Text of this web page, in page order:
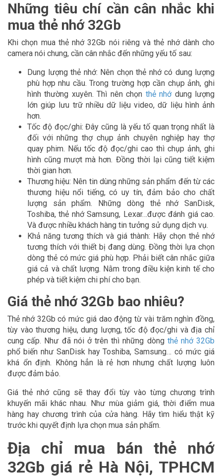
Những tiêu chí cần cân nhắc khi
mua thẻ nhớ 32Gb
Khi chọn mua thẻ nhớ 32Gb nói riêng và thẻ nhớ dành cho
camera nói chung, cần cân nhắc đến những yếu tố sau:
Dung lượng thẻ nhớ: Nên chọn thẻ nhớ có dung lượng
phù hợp nhu cầu. Trong trường hợp cần chụp ảnh, ghi
hình thường xuyên. Thì nên chọn thẻ nhớdung lượng
lớn giúp lưu trữ nhiều dữ liệu video, dữ liệu hình ảnh
hơn.
Tốc độ đọc/ghi: Đây cũng là yếu tố quan trọng nhất là
đối với những thợ chụp ảnh chuyên nghiệp hay thợ
quay phim. Nếu tốc độ đọc/ghi cao thì chụp ảnh, ghi
hình cũng mượt mà hơn. Đồng thời lại cũng tiết kiệm
thời gian hơn.
Thương hiệu: Nên tin dùng những sản phẩm đến từ các
thương hiệu nổi tiếng, có uy tín, đảm bảo cho chất
lượng sản phẩm. Những dòng thẻ nhớ SanDisk,
Toshiba, thẻ nhớ Samsung, Lexar…được đánh giá cao.
Và được nhiều khách hàng tin tưởng sử dụng dịch vụ.
Khả năng tương thích và giá thành: Hãy chọn thẻ nhớ
tương thích với thiết bị đang dùng. Đồng thời lựa chọn
dòng thẻ có mức giá phù hợp. Phải biết cân nhắc giữa
giá cả và chất lượng. Nằm trong điều kiện kinh tế cho
phép và tiết kiệm chi phí cho bạn.
Giá thẻ nhớ 32Gb bao nhiêu?
Thẻ nhớ 32Gb có mức giá dao động từ vài trăm nghìn đồng,
tùy vào thương hiệu, dung lượng, tốc độ đọc/ghi và địa chỉ
cung cấp. Như đã nói ở trên thì những dòng thẻ nhớ 32Gb
phổ biến như SanDisk hay Toshiba, Samsung… có mức giá
khá ổn định. Không hẳn là rẻ hơn nhưng chất lượng luôn
được đảm bảo.
Giá thẻ nhớ cũng sẽ thay đổi tùy vào từng chương trình
khuyến mãi khác nhau. Như mùa giảm giá, thời điểm mua
hàng hay chương trình của cửa hàng. Hãy tìm hiểu thật kỹ
trước khi quyết định lựa chọn mua sản phẩm.
Địa chỉ mua bán thẻ nhớ
32Gb giá rẻ Hà Nội, TPHCM